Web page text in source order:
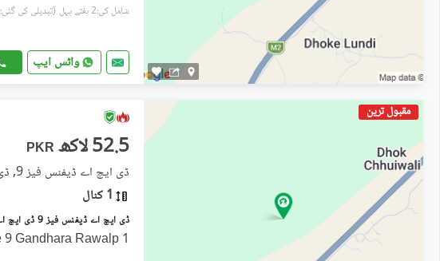
شامل کی:2 ہفتے پہل (تبدیلی کی گئی:5 گھنٹے پہلے)
واٹس ایپ
مقبول ترین
PKR 52.5 لاکھ
ڈی ایچ اے ڈیفنس فیز 9, ڈی ایچ اے ڈیفینس
1 کنال
1 Kanal DHA Phase 9 Gandhara Rawalp